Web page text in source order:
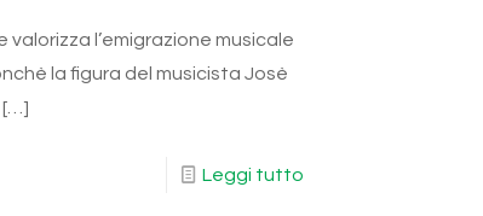
l’emigrazione musicale
la figura del musicista Josè
[…]
Leggi tutto